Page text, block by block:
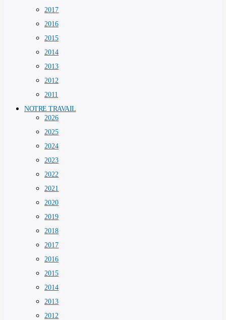
2017
2016
2015
2014
2013
2012
2011
NOTRE TRAVAIL
2026
2025
2024
2023
2022
2021
2020
2019
2018
2017
2016
2015
2014
2013
2012